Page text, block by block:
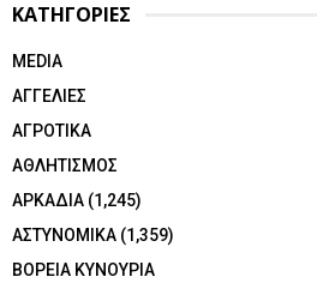
ΚΑΤΗΓΟΡΙΕΣ
MEDIA
ΑΓΓΕΛΙΕΣ
ΑΓΡΟΤΙΚΑ
ΑΘΛΗΤΙΣΜΟΣ
ΑΡΚΑΔΙΑ (1,245)
ΑΣΤΥΝΟΜΙΚΑ (1,359)
ΒΟΡΕΙΑ ΚΥΝΟΥΡΙΑ